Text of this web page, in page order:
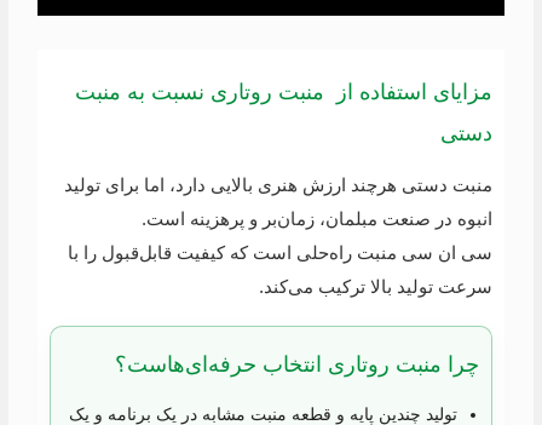
مزایای استفاده از منبت روتاری نسبت به منبت
دستی
منبت دستی هرچند ارزش هنری بالایی دارد، اما برای تولید
انبوه در صنعت مبلمان، زمان‌بر و پرهزینه است.
سی ان سی منبت راه‌حلی است که کیفیت قابل‌قبول را با
سرعت تولید بالا ترکیب می‌کند.
چرا منبت روتاری انتخاب حرفه‌ای‌هاست؟
تولید چندین پایه و قطعه منبت مشابه در یک برنامه و یک